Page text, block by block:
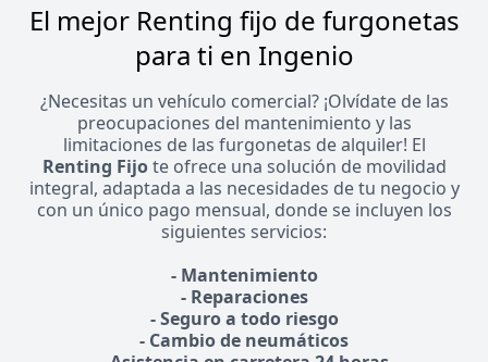
El mejor Renting fijo de furgonetas
para ti en Ingenio
¿Necesitas un vehículo comercial? ¡Olvídate de las
preocupaciones del mantenimiento y las
limitaciones de las furgonetas de alquiler! El
Renting Fijote ofrece una solución de movilidad
integral, adaptada a las necesidades de tu negocio y
con un único pago mensual, donde se incluyen los
siguientes servicios:
- Mantenimiento
- Reparaciones
- Seguro a todo riesgo
- Cambio de neumáticos